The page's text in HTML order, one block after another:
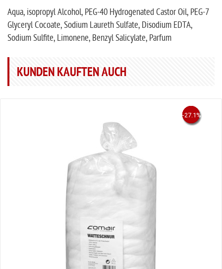
Aqua, isopropyl Alcohol, PEG-40 Hydrogenated Castor Oil, PEG-7
Glyceryl Cocoate, Sodium Laureth Sulfate, Disodium EDTA,
Sodium Sulfite, Limonene, Benzyl Salicylate, Parfum
KUNDEN KAUFTEN AUCH
-40.6%
-16.8%
-50%
-59.3%
-27.1%